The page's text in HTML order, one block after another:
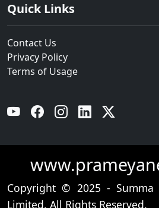
Quick Links
Contact Us
Privacy Policy
Terms of Usage
YouTube Facebook Instagram Linkedin
Copyright © 2025 - Summa
Limited. All Rights Reserved.